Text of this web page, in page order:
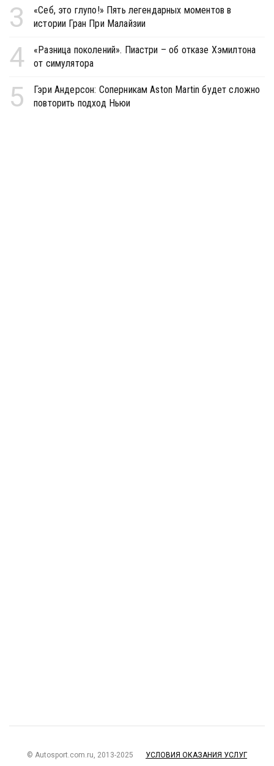
3
«Себ, это глупо!» Пять легендарных моментов в
истории Гран При Малайзии
4
«Разница поколений». Пиастри – об отказе Хэмилтона
от симулятора
5
Гэри Андерсон: Соперникам Aston Martin будет сложно
повторить подход Ньюи
© Autosport.com.ru, 2013-2025 УСЛОВИЯ ОКАЗАНИЯ УСЛУГ